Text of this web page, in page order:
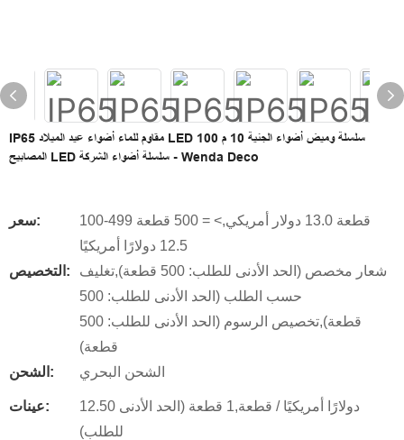
IP65 مقاوم للماء أضواء عيد الميلاد LED سلسلة وميض أضواء الجنية 10 م 100
المصابيح LED سلسلة أضواء الشركة - Wenda Deco
سعر:
100-499 قطعة 13.0 دولار أمريكي,> = 500 قطعة
12.5 دولارًا أمريكيًا
التخصيص:
شعار مخصص (الحد الأدنى للطلب: 500 قطعة),تغليف
حسب الطلب (الحد الأدنى للطلب: 500
قطعة),تخصيص الرسوم (الحد الأدنى للطلب: 500
قطعة)
الشحن:
الشحن البحري
عينات:
12.50 دولارًا أمريكيًا / قطعة,1 قطعة (الحد الأدنى
للطلب)